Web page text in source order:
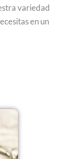
variedad
en un